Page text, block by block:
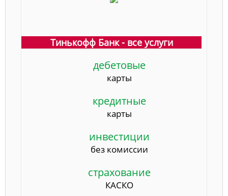
Тинькофф Банк - все услуги
дебетовые
карты
кредитные
карты
инвестиции
без комиссии
страхование
КАСКО